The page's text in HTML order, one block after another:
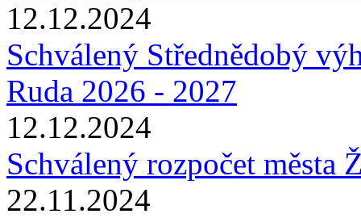
12.12.2024
Schválený Střednědobý
Ruda 2026 - 2027
12.12.2024
Schválený rozpočet města
22.11.2024